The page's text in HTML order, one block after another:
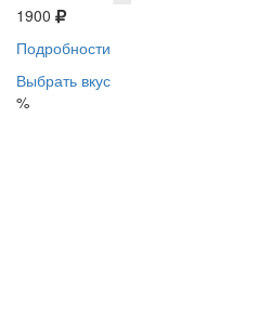
1900
Подробности
Выбрать вкус
%